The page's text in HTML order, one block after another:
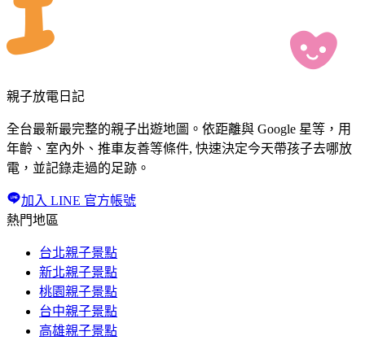
親子放電日記
全台最新最完整的親子出遊地圖。依距離與 Google 星等，用
年齡、室內外、推車友善等條件, 快速決定今天帶孩子去哪放
電，並記錄走過的足跡。
加入 LINE 官方帳號
熱門地區
台北親子景點
新北親子景點
桃園親子景點
台中親子景點
高雄親子景點